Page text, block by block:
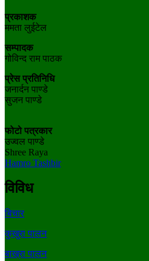
प्रकाशक
ममता लुईटेल
सम्पादक
गोविन्द राम पाठक
प्रेस प्रतिनिधि
जनार्दन पाण्डे
सुजन पाण्डे
फोटो पत्रकार
उज्वल पाण्डे
Shree Raya
Hamro Tashbir
विविध
बिचार
कुखुरा पालन
बाख्रा पालन